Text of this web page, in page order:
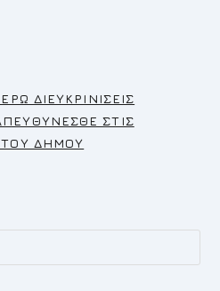
ΔΙΕΥΚΡΙΝΙΣΕΙΣ
ΣΤΙΣ
ΤΟΥ ΔΗΜΟΥ